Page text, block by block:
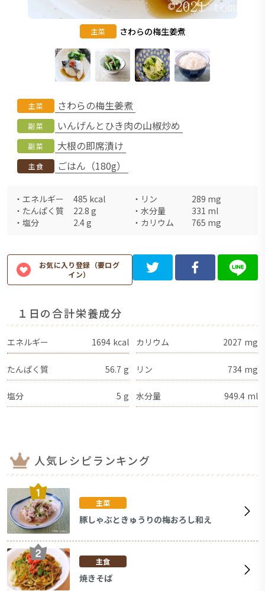
主菜 さわらの梅生姜煮
主菜 さわらの梅生姜煮
副菜 いんげんとひき肉の山椒炒め
副菜 大根の即席漬け
主食 ごはん（180g）
・ エネルギー 485 kcal ・ リン 289 mg
・ たんぱく質 22.8 g ・ 水分量 331 ml
・ 塩分 2.4g ・ カリウム 765 mg
お気に入り登録（要ログ
イン）
１日の合計栄養成分
エネルギー 1694 kcal カリウム 2027 mg
たんぱく質 56.7 g リン 734 mg
塩分 5 g 水分量 949.4 ml
人気レシピランキング
主菜
豚しゃぶときゅうりの梅おろし和え
主食
焼きそば